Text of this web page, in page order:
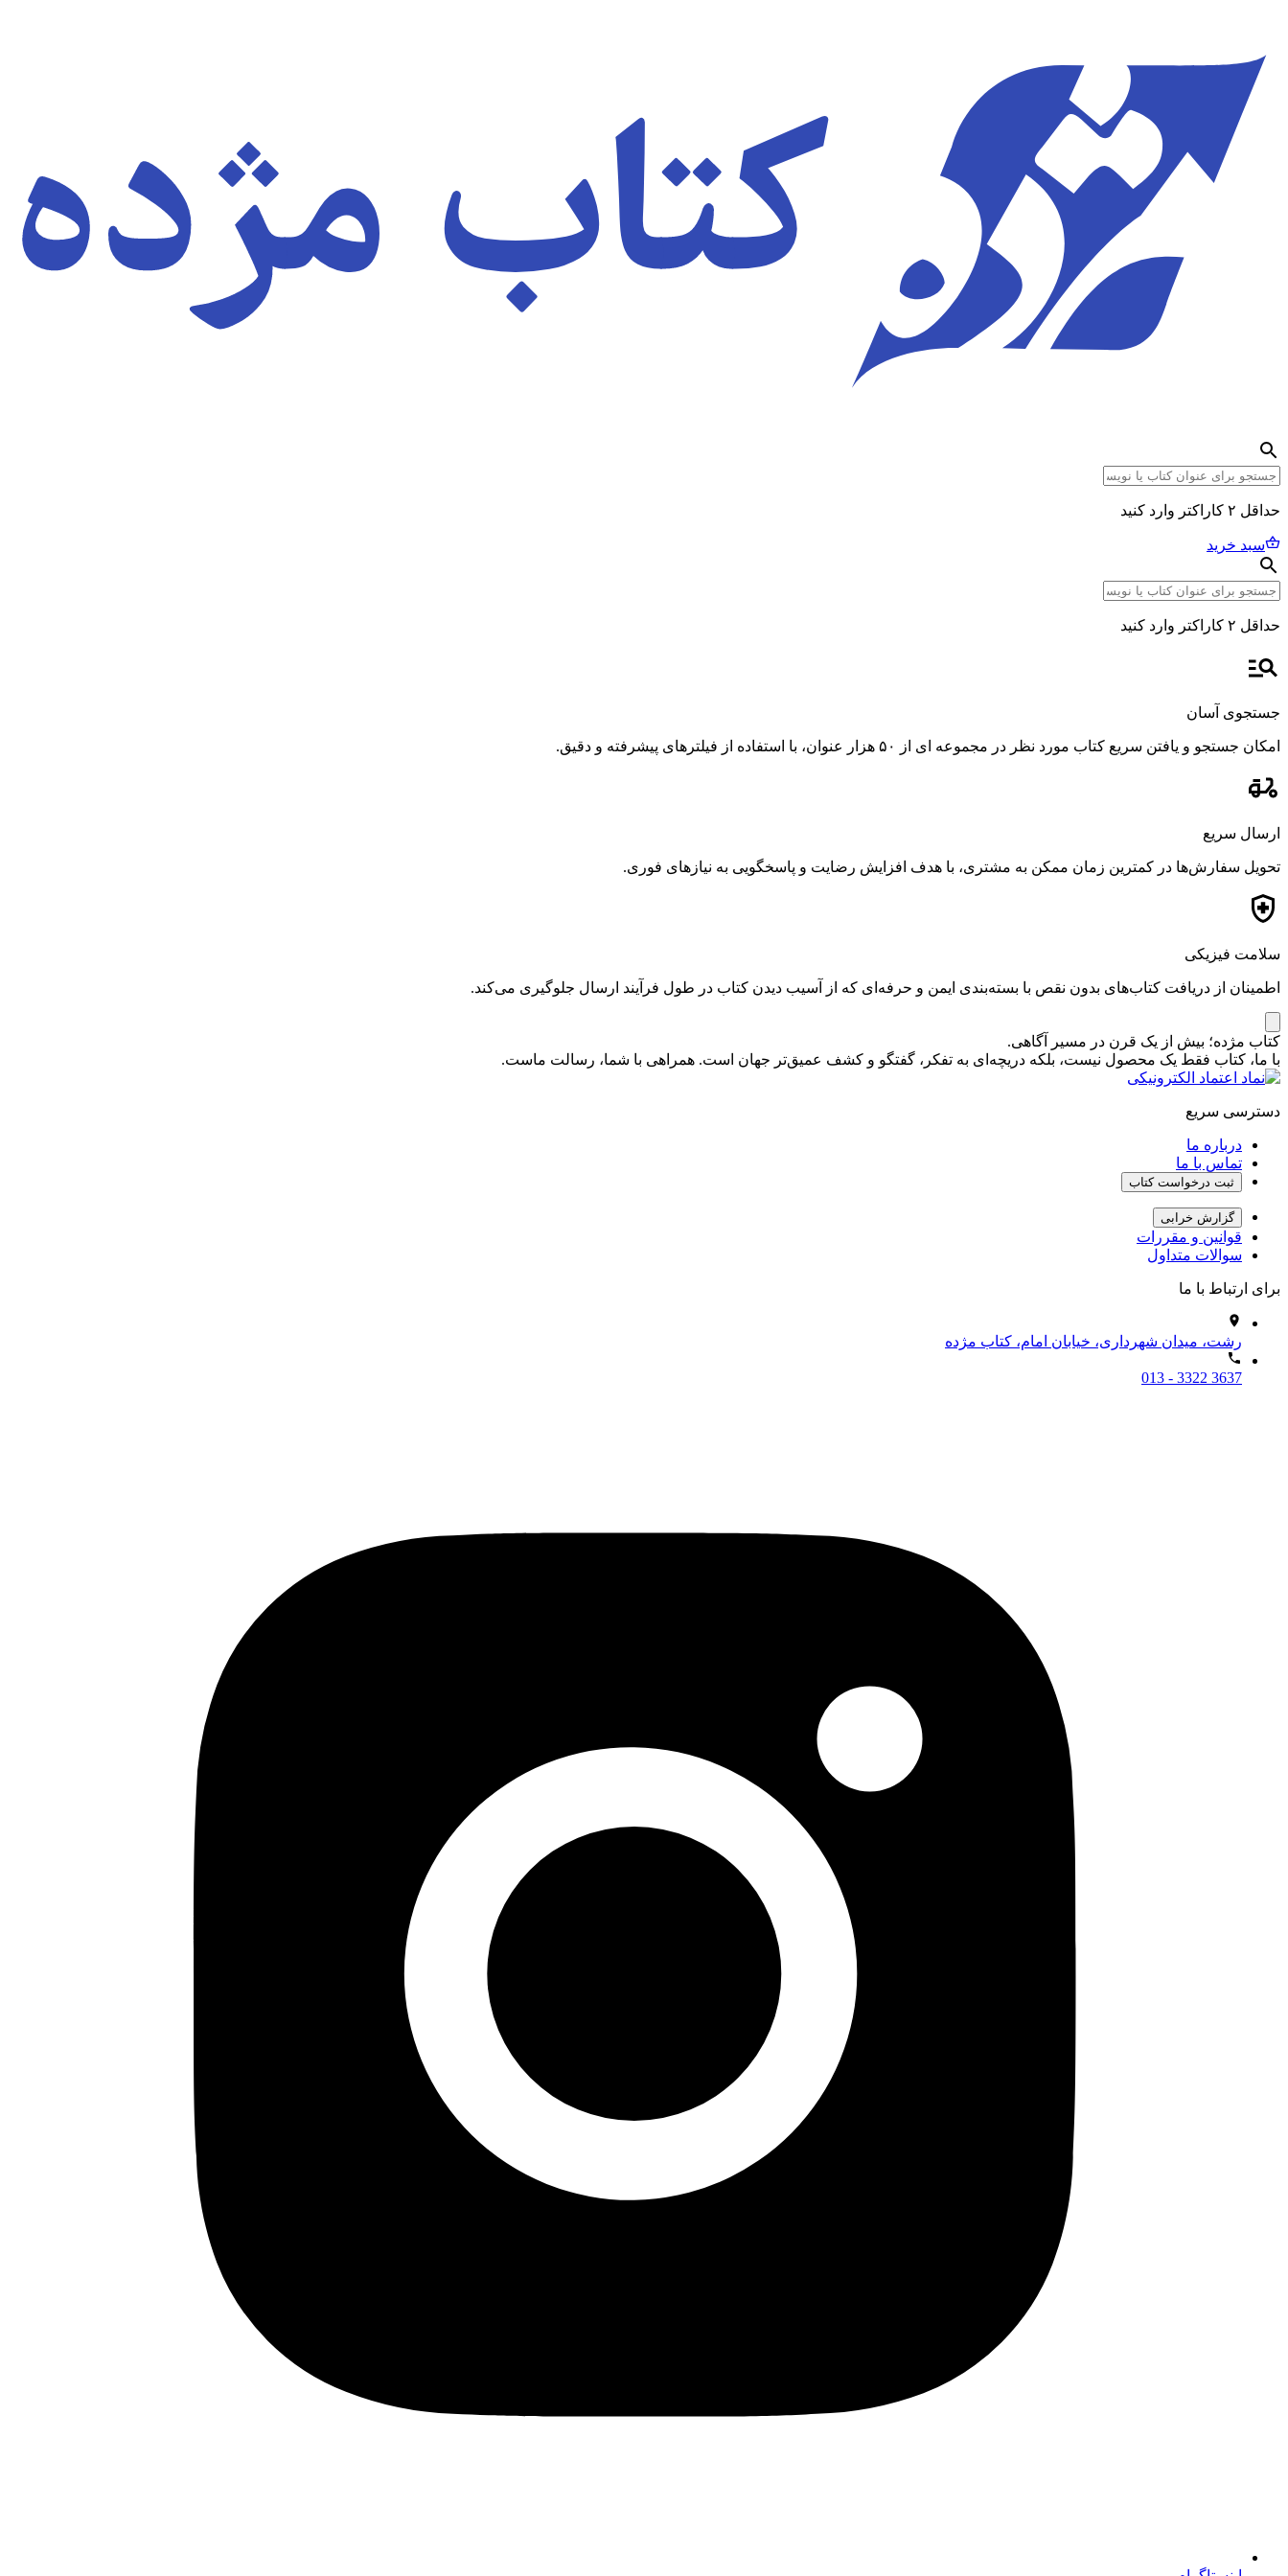
حداقل ۲ کاراکتر وارد کنید
سبد خرید
حداقل ۲ کاراکتر وارد کنید
جستجوی آسان
امکان جستجو و یافتن سریع کتاب مورد نظر در مجموعه ای از ۵۰ هزار عنوان، با استفاده از فیلترهای پیشرفته و دقیق.
ارسال سریع
تحویل سفارش‌ها در کمترین زمان ممکن به مشتری، با هدف افزایش رضایت و پاسخگویی به نیازهای فوری.
سلامت فیزیکی
اطمینان از دریافت کتاب‌های بدون نقص با بسته‌بندی ایمن و حرفه‌ای که از آسیب دیدن کتاب در طول فرآیند ارسال جلوگیری می‌کند.
کتاب مژده؛ بیش از یک قرن در مسیر آگاهی.
با ما، کتاب فقط یک محصول نیست، بلکه دریچه‌ای به تفکر، گفتگو و کشف عمیق‌تر جهان است. همراهی با شما، رسالت ماست.
دسترسی سریع
درباره ما
تماس با ما
ثبت درخواست کتاب
گزارش خرابی
قوانین و مقررات
سوالات متداول
برای ارتباط با ما
رشت، میدان شهرداری، خیابان امام، کتاب مژده
013 - 3322 3637